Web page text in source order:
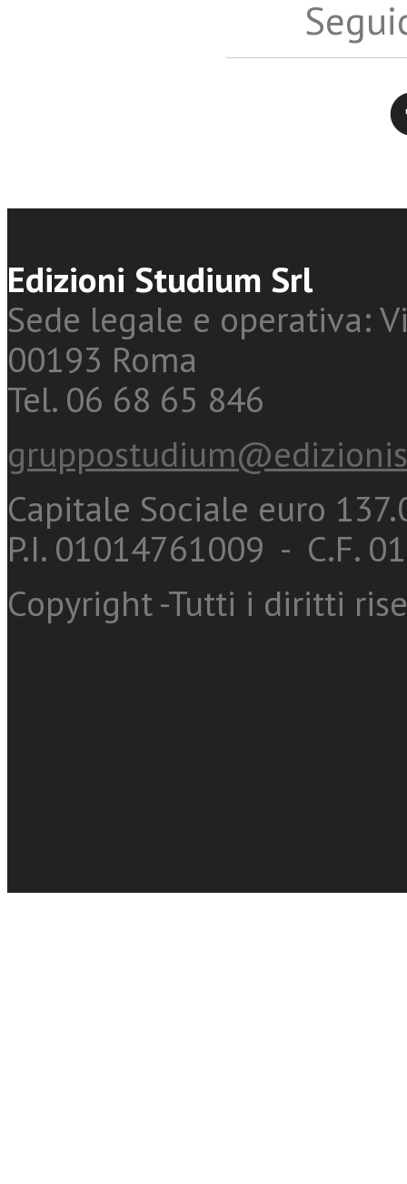
Edizioni Studium Srl
Sede legale e operativa:
00193 Roma
Tel. 06 68 65 846
Capitale Sociale euro
P.I. 01014761009 - C.F.
Copyright -Tutti i diritti